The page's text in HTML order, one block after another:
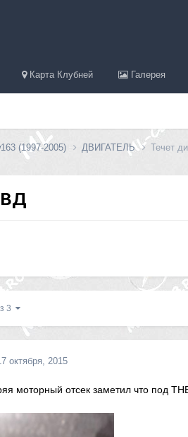
Карта Клубней Галерея
(1997-2005) ДВИГАТЕЛЬ Течет
3
октября, 2015
моторный отсек заметил что под